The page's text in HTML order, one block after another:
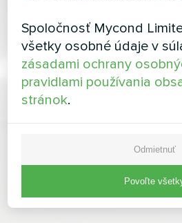
Spoločnosť Mycond
všetky osobné údaje v
zásadami ochrany
pravidlami používania
stránok.
Odmietnuť
Povoľte